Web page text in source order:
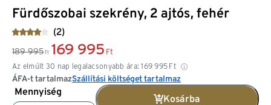
Fürdőszobai szekrény, 2 ajtós, fehér
(2)
189 995 Ft 169 995 Ft
Az elmúlt 30 nap legalacsonyabb ára: 169 995 Ft
ÁFA-t tartalmazSzállítási költséget tartalmaz
Mennyiség
Kosárba